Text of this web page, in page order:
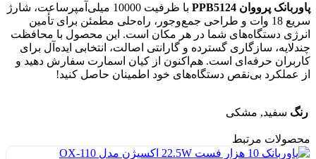
پاوربانک پرووان PPB5124
با ظرفیت 10000 میلی‌آمپرساعت، شارژ
سریع 18 وات و طراحی جمع‌وجور، راه‌حلی مطمئن برای تأمین
انرژی دستگاه‌های شما در هر مکان است. این محصول با محافظت
چندلایه، سازگاری گسترده و گارانتی اصالت، انتخابی ایده‌آل برای
کاربران حرفه‌ای است. هم‌اکنون از کیان اسمارت سفارش دهید و
از عملکرد بی‌نقص دستگاه‌های خود اطمینان حاصل کنید!
رنگ سفید, مشکی
محصولات مرتبط